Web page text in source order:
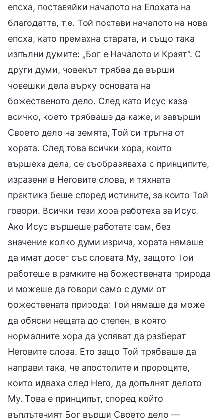
епоха, поставяйки началото на Епохата на
благодатта, т.е. Той постави началото на нова
епоха, като премахна старата, и също така
изпълни думите: „Бог е Началото и Краят“. С
други думи, човекът трябва да върши
човешки дела върху основата на
божественото дело. След като Исус каза
всичко, което трябваше да каже, и завърши
Своето дело на земята, Той си тръгна от
хората. След това всички хора, които
вършеха дела, се съобразяваха с принципите,
изразени в Неговите слова, и тяхната
практика беше според истините, за които Той
говори. Всички тези хора работеха за Исус.
Ако Исус вършеше работата сам, без
значение колко думи изрича, хората нямаше
да имат досег със словата Му, защото Той
работеше в рамките на божествената природа
и можеше да говори само с думи от
божествената природа; Той нямаше да може
да обясни нещата до степен, в която
нормалните хора да успяват да разберат
Неговите слова. Ето защо Той трябваше да
направи така, че апостолите и пророците,
които идваха след Него, да допълнят делото
Му. Това е принципът, според който
въплътеният Бог върши Своето дело —